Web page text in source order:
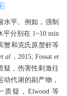
水平。例如，强制
平分别在 1~10 min
蟹和克氏原螯虾等
al ，2015; Fossatet
疑，伤害性刺激往
代谢的副产物，
质疑，Elwood 等